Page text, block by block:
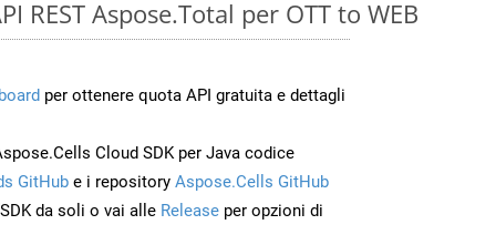
REST Aspose.Total per OTT to WEB
per ottenere quota API gratuita e dettagli
Cloud SDK per Java codice
GitHub e i repository Aspose.Cells GitHub
da soli o vai alle Release per opzioni di